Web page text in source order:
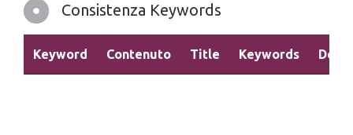
Consistenza Keywords
Keyword Contenuto Title Keywords